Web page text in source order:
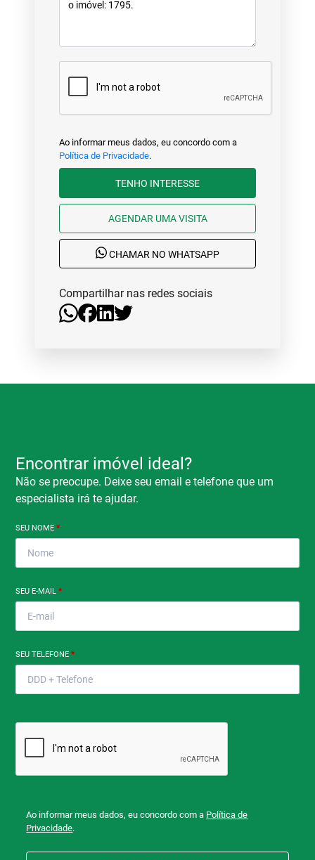
Ao informar meus dados, eu concordo com a
Política de Privacidade.
TENHO INTERESSE
AGENDAR UMA VISITA
CHAMAR NO WHATSAPP
Compartilhar nas redes sociais
Encontrar imóvel ideal?
Não se preocupe. Deixe seu email e telefone que um
especialista irá te ajudar.
SEU NOME*
SEU E-MAIL*
SEU TELEFONE*
Ao informar meus dados, eu concordo com a Política de
Privacidade.